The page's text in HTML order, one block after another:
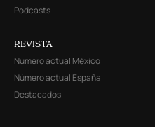
Podcasts
REVISTA
Número actual México
Número actual España
Destacados